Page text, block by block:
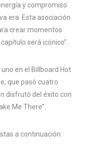
y compromiso
era. Esta asociación
crear momentos
será icónico”.
en el Billboard Hot
que pasó cuatro
disfrutó del éxito con
Me There”.
a continuación.